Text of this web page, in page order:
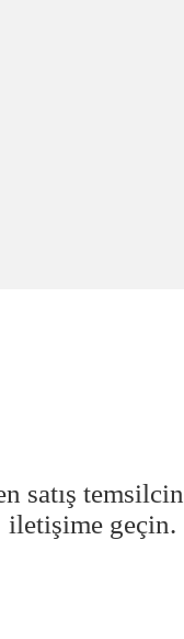
satış
iletişime geçin.